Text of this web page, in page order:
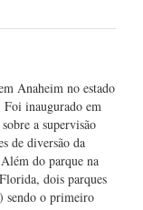
Anaheim no estado
inaugurado em
a supervisão
de diversão da
do parque na
dois parques
sendo o primeiro